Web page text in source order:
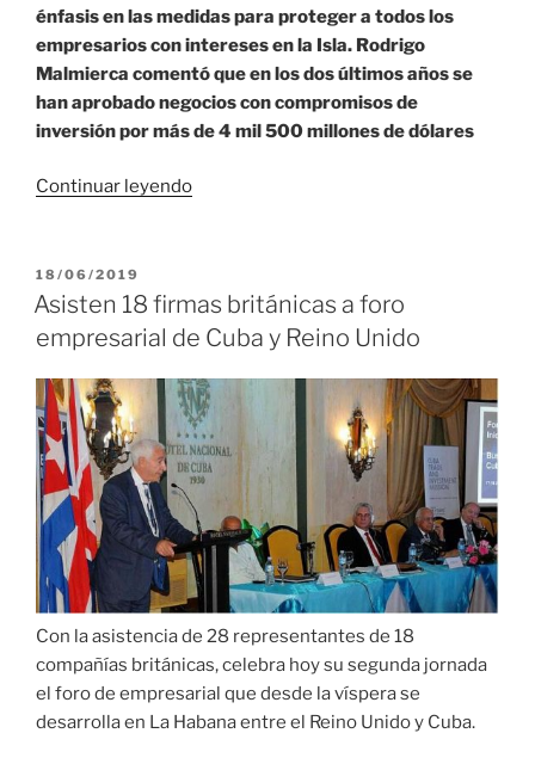
énfasis en las medidas para proteger a todos los
empresarios con intereses en la Isla. Rodrigo
Malmierca comentó que en los dos últimos años se
han aprobado negocios con compromisos de
inversión por más de 4 mil 500 millones de dólares
Continuar leyendo«Foro
acogió
Hotel
de
Cuba»
PUBLICADO
EL
18/06/2019
Asisten 18 firmas británicas a foro
empresarial de Cuba y Reino Unido
Con la asistencia de 28 representantes de 18
compañías británicas, celebra hoy su segunda jornada
el foro de empresarial que desde la víspera se
desarrolla en La Habana entre el Reino Unido y Cuba.